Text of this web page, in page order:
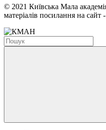
© 2021 Київська Мала
матеріалів посилання на сайт